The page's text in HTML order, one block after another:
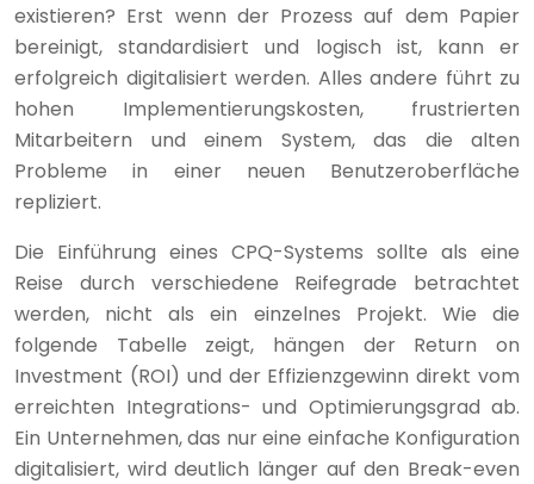
existieren? Erst wenn der Prozess auf dem Papier
bereinigt, standardisiert und logisch ist, kann er
erfolgreich digitalisiert werden. Alles andere führt zu
hohen Implementierungskosten, frustrierten
Mitarbeitern und einem System, das die alten
Probleme in einer neuen Benutzeroberfläche
repliziert.
Die Einführung eines CPQ-Systems sollte als eine
Reise durch verschiedene Reifegrade betrachtet
werden, nicht als ein einzelnes Projekt. Wie die
folgende Tabelle zeigt, hängen der Return on
Investment (ROI) und der Effizienzgewinn direkt vom
erreichten Integrations- und Optimierungsgrad ab.
Ein Unternehmen, das nur eine einfache Konfiguration
digitalisiert, wird deutlich länger auf den Break-even